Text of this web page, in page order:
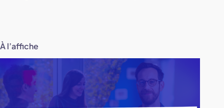
À l’affiche